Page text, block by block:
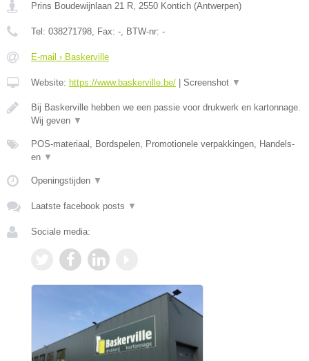
Prins Boudewijnlaan 21 R, 2550 Kontich (Antwerpen)
Tel: 038271798, Fax: -, BTW-nr: -
E-mail › Baskerville
Website: https://www.baskerville.be/ Screenshot ▼
Bij Baskerville hebben we een passie voor drukwerk en kartonnage.
Wij geven ▼
POS-materiaal, Bordspelen, Promotionele verpakkingen, Handels-
en ▼
Openingstijden ▼
Laatste facebook posts ▼
Sociale media: